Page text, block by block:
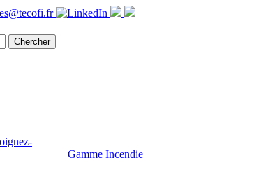
Gamme Incendie